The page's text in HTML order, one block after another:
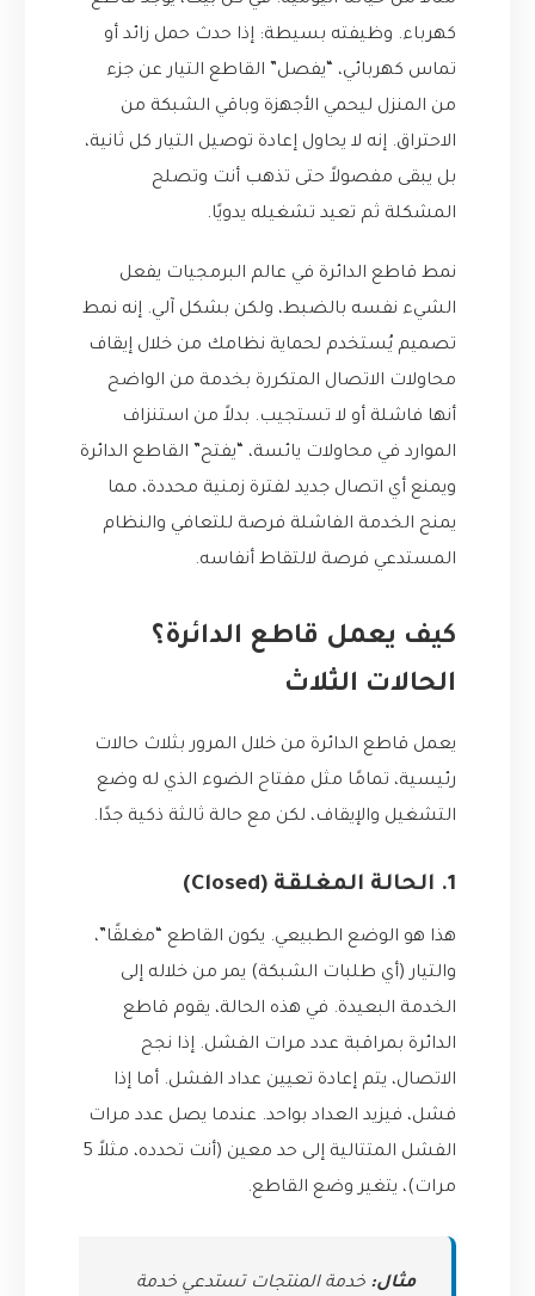
كهرباء. وظيفته بسيطة: إذا حدث حمل زائد أو
تماس كهربائي، “يفصل” القاطع التيار عن جزء
من المنزل ليحمي الأجهزة وباقي الشبكة من
الاحتراق. إنه لا يحاول إعادة توصيل التيار كل ثانية،
بل يبقى مفصولاً حتى تذهب أنت وتصلح
المشكلة ثم تعيد تشغيله يدويًا.
نمط قاطع الدائرة في عالم البرمجيات يفعل
الشيء نفسه بالضبط، ولكن بشكل آلي. إنه نمط
تصميم يُستخدم لحماية نظامك من خلال إيقاف
محاولات الاتصال المتكررة بخدمة من الواضح
أنها فاشلة أو لا تستجيب. بدلاً من استنزاف
الموارد في محاولات يائسة، “يفتح” القاطع الدائرة
ويمنع أي اتصال جديد لفترة زمنية محددة، مما
يمنح الخدمة الفاشلة فرصة للتعافي والنظام
المستدعي فرصة لالتقاط أنفاسه.
كيف يعمل قاطع الدائرة؟
الحالات الثلاث
يعمل قاطع الدائرة من خلال المرور بثلاث حالات
رئيسية، تمامًا مثل مفتاح الضوء الذي له وضع
التشغيل والإيقاف، لكن مع حالة ثالثة ذكية جدًا.
1. الحالة المغلقة (Closed)
هذا هو الوضع الطبيعي. يكون القاطع “مغلقًا”،
والتيار (أي طلبات الشبكة) يمر من خلاله إلى
الخدمة البعيدة. في هذه الحالة، يقوم قاطع
الدائرة بمراقبة عدد مرات الفشل. إذا نجح
الاتصال، يتم إعادة تعيين عداد الفشل. أما إذا
فشل، فيزيد العداد بواحد. عندما يصل عدد مرات
الفشل المتتالية إلى حد معين (أنت تحدده، مثلاً 5
مرات)، يتغير وضع القاطع.
مثال: خدمة المنتجات تستدعي خدمة